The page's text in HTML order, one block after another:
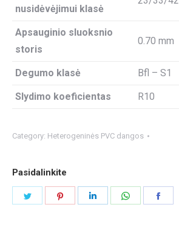
nusidėvėjimui klasė
Apsauginio sluoksnio
storis
0.70 mm
Degumo klasė Bfl – S1
Slydimo koeficientas R10
Category: Heterogeninės PVC dangos
Pasidalinkite